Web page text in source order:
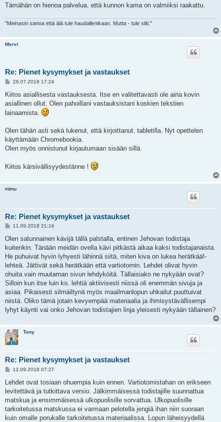
Tämähän on hienoa palvelua, että kunnon kama on valmiiksi raakattu.
"Meinasin sanoa että älä tule haudallenikaan. Mutta - tule silti."
Mervi
Re: Pienet kysymykset ja vastaukset
V
e
t
i
28.07.2018 17:24
Kiitos asiallisesta vastauksesta. Itse en valitettavasti ole aina kovin
asiallinen ollut. Olen pahoillani vastauksistani koskien tekstien
lainaamista.
Olen tähän asti sekä lukenut, että kirjoittanut. tabletilla. Nyt opettelen
käyttämään Chromebookia.
Olen myös onnistunut kirjautumaan sisään sillä.
Kiitos kärsivällisyydestänne !
mimu
Re: Pienet kysymykset ja vastaukset
V
e
t
i
11.09.2018 21:16
Olen satunnainen kävijä tällä palstalla, entinen Jehovan todistaja
kuitenkin. Tänään meidän ovella kävi pitkästä aikaa kaksi todistajanaista.
He puhuivat hyvin lyhyesti lähinnä siitä, miten kiva on lukea herätkää!-
lehteä. Jättivät sekä herätkään että vartiotornin. Lehdet olivat hyvin
ohuita vain muutaman sivun lehdyköitä. Tällaisiako ne nykyään ovat?
Silloin kun itse luin ko. lehtiä aktiivisesti niissä oli enemmän sivuja ja
asiaa. Pikaisesti silmäiltynä myös maailmanlopun uhkailut puuttuivat
niistä. Oliko tämä jotain kevyempää materiaalia ja ihmisystävällisempi
lyhyt käynti vai onko Jehovan todistajien linja yleisesti nykyään tällainen?
Tony
Re: Pienet kysymykset ja vastaukset
V
e
t
i
12.09.2018 07:27
Lehdet ovat tosiaan ohuempia kuin ennen. Vartiotornistahan on erikseen
levitettävä ja tutkittava versio. Jälkimmäisessä todistajille suunnattua
matskua ja ensimmäisessä ulkopuolisille sorvattua. Ulkopuolisille
tarkoitetussa matskussa ei varmaan pelotella jengiä ihan niin suoraan
kuin omalle porukalle tarkoitetussa materiaalissa. Lopun läheisyydellä